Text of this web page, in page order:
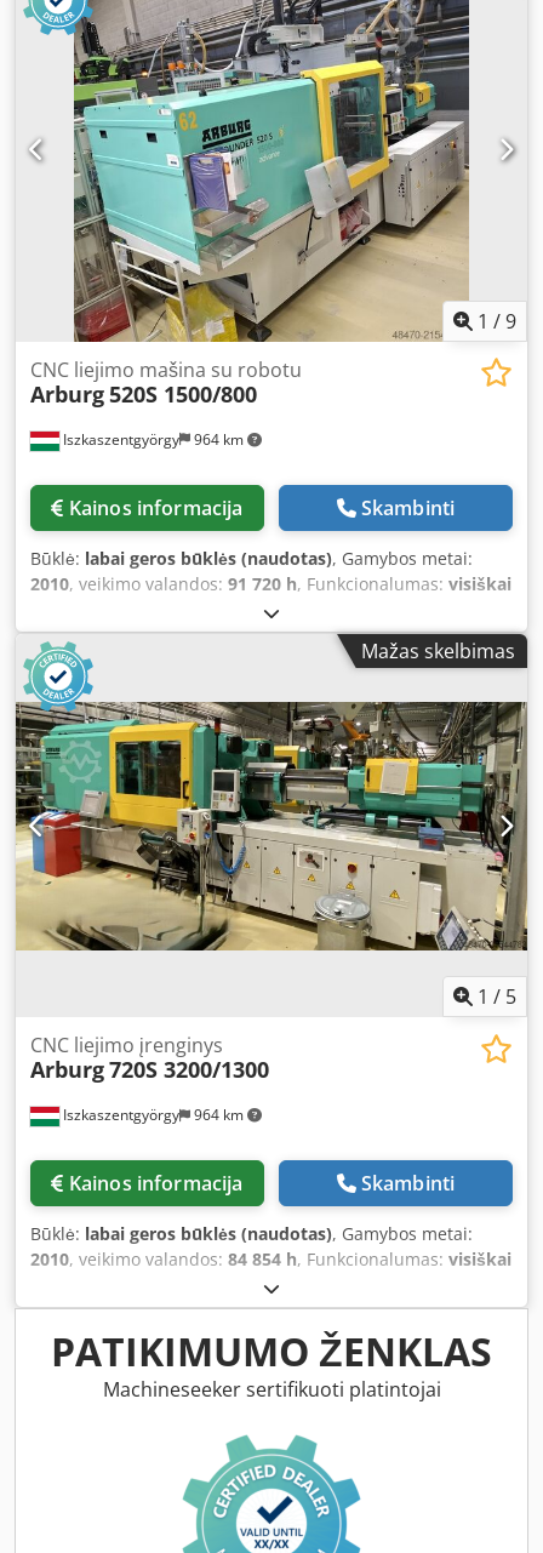
1 /9
Iszkaszentgyörgy 964 km
CNC liejimo mašina su robotu
Arburg520S 1500/800
Kainos informacija Skambinti
Būklė: labai geros būklės (naudotas), Gamybos metai:
2010, veikimo valandos: 91 720 h, Funkcionalumas: visiškai
, Uždarymo jėga 150 kN Chsdoyvt R Iopfx
Aahea Sraigto skersmuo D45 mm Maksimalus įpurškimo
tūris 318 cm³ Tvirtinimo plokštės 688 x 688 mm Bendras
svoris 6840 kg Mašina su robotu
Mažas skelbimas
1 / 5
Iszkaszentgyörgy 964 km
CNC liejimo įrenginys
Arburg720S 3200/1300
Kainos informacija Skambinti
Būklė: labai geros būklės (naudotas), Gamybos metai:
2010, veikimo valandos: 84 854 h, Funkcionalumas: visiškai
, Uždarymo jėga: 320 kN Sraigto skersmuo:
D60 mm Didžiausias įpurškimo tūris: 664 cm³ Tvirtinimo
plokštės: 1030 x 1030 mm Csdpeyvt Itsfx Aahoha Bendras
svoris: 17,5 t
PATIKIMUMO ŽENKLAS
Machineseeker sertifikuoti platintojai